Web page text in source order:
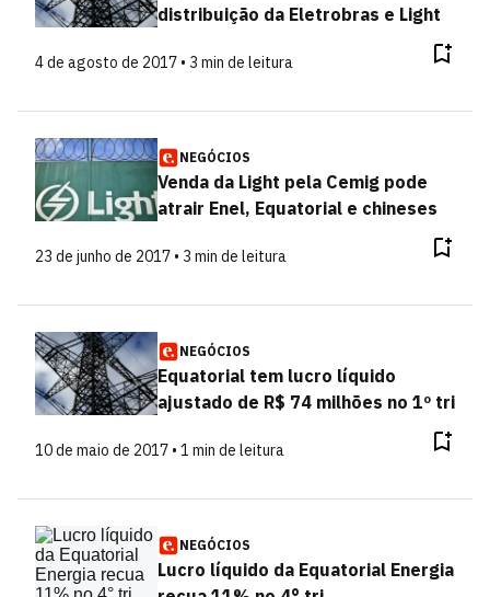
distribuição da Eletrobras e Light
4 de agosto de 2017 • 3 min de leitura
NEGÓCIOS
Venda da Light pela Cemig pode
atrair Enel, Equatorial e chineses
23 de junho de 2017 • 3 min de leitura
NEGÓCIOS
Equatorial tem lucro líquido
ajustado de R$ 74 milhões no 1º tri
10 de maio de 2017 • 1 min de leitura
NEGÓCIOS
Lucro líquido da Equatorial Energia